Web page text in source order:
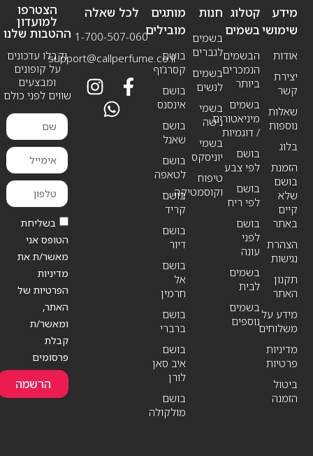
מידע
שימושי
אודות
יצירת
קשר
שאלות
נוספות
בלוג
הזמנת
בושם
שלא
קיים
באתר
הצהרת
נגישות
תקנון
האתר
מידע על
משלוחים
מדיניות
פרטיות
ביטול
הזמנה
חנות
בשמים
לגברים
בשמים
לנשים
בשמי
נישה
בשמי
יוניסקס
טיפוח
וקוסמטיקה
קטלוג
בשמים
הבשמים
הנמכרים
ביותר
בשמים
מיניאטורים
/ דוגמיות
בושם
לפי צבע
בושם
לפי ריח
בושם
לפני
עונה
בשמים
לבית
בשמים
נוספים
מותגים
מובילים
בושם
קסרג’וף
בושם
אינסנס
בושם
שאנל
בושם
לטאפה
בושם
קריד
בושם
דיור
בושם
אל
חרמין
בושם
ברברי
בושם
איב סאן
לורן
בושם
מולקולה
לכל שאלה
1-700-507-060
support@callperfume.co.il
הצטרפו
למועדון
ההטבות שלנו
וקבלו עדכונים
על קופונים
ומבצעים
שווים לפני כולם
בשליחת
הטופס אני
מאשר/ת את
מדיניות
הפרטיות של
האתר,
ומאשר/ת
קבלת
פרסומים
הרשמה